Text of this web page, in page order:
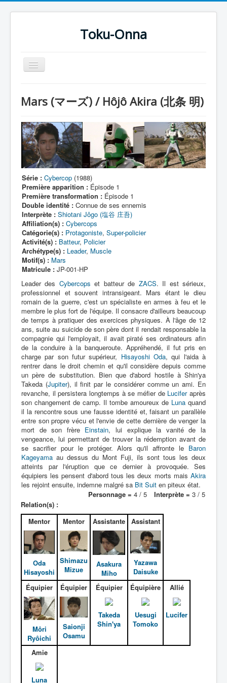
Toku-Onna
Basculer
la
Toku-Actrices
Toku-Critiques
Séries
Films
COSAA
Dessins
Artiste Asperger
Lexique
Dennô keisatsu Cybercop (電脳 警
察 サイバーコップ) = Police
cerveau électronique Cybercop
Série
Personnages
Mechas
Objets
Lieux
Épisodes
Chronologie
Références
Fanservice
Entourage
Death Trap
Autres
Déguisements
[]
Généralités
Membres
Transformations
Costumes
Accessoires
Armes
Pouvoirs
Mars (マーズ) / Hôjô Akira (北条 明)
Série : Cybercop (1988)
Première apparition : Épisode 1
Première transformation : Épisode 1
Double identité : Connue de ses ennemis
Interprète : Shiotani Jôgo (塩谷 庄吾)
Affiliation(s) : Cybercops
Catégorie(s) : Protagoniste, Super-policier
Activité(s) : Batteur, Policier
Archétype(s) : Leader, Muscle
Motif(s) : Mars
Matricule : JP-001-HP
Leader des Cybercops et batteur de ZACS. Il est sérieux,
professionnel et souvent intransigeant. Mars étant le dieu
romain de la guerre, c'est un spécialiste en armes à feu et le
membre le plus fort de l'équipe. Il consacre d'ailleurs beaucoup
de temps à pratiquer des exercices physiques. À l'âge de 12
ans, suite au suicide de son père dont il rendait responsable la
compagnie qui l'employait, il avait piraté ses ordinateurs afin
de la conduire à la banqueroute. Appréhendé, il fut pris en
charge par son futur supérieur, Hisayoshi Oda, qui l'aida à
rentrer dans le droit chemin et qu'il considère depuis comme
un père de substitution. Bien que d'abord hostile à Shin'ya
Takeda (Jupiter), il finit par le considérer comme un ami. En
revanche, il persistera longtemps à se méfier de Luciferaprès
son changement de camp. Il tombe amoureux de Luna quand
il la rencontre sous une fausse identité et, faisant un parallèle
entre son propre vécu et l'envie de cette dernière de venger la
mort de son frère Einstain, lui explique la vanité de la
vengeance, lui permettant de trouver la rédemption avant de
se sacrifier pour le protéger. Alors qu'il affronte le Baron
Kageyama au dessus du Mont Fuji, ils sont tous les deux
atteints par l'éruption que ce dernier à provoquée. Ses
équipiers les pensent d'abord tous les deux morts mais Akira
les rejoint ensuite, indemne malgré sa Bit Suit en piteux état.
Personnage = 4 / 5 Interprète = 3 / 5
Relation(s) :
Mentor
Oda
Hisayoshi
Mentor
Shimazu
Mizue
Assistante
Asakura
Miho
Assistant
Yazawa
Daisuke
Équipier
Môri
Ryôichi
Équipier
Saionji
Osamu
Équipier
Takeda
Shin'ya
Équipière
Uesugi
Tomoko
Allié
Lucifer
Amie
Luna